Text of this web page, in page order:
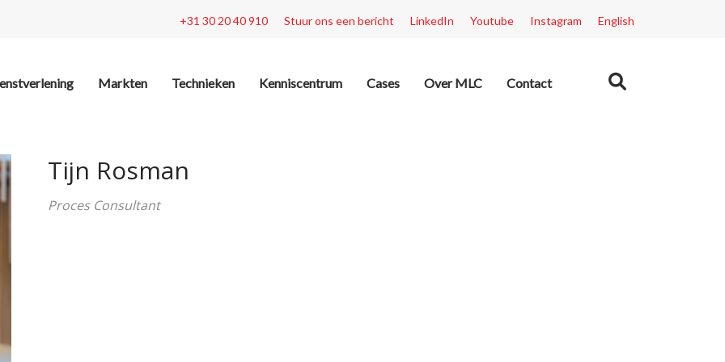
+31 30 20 40 910 Stuur ons een bericht LinkedIn Youtube Instagram English
Markten Technieken Kenniscentrum Cases Over MLC Contact
Tijn Rosman
Proces Consultant